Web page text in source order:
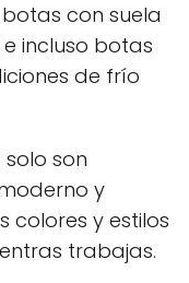
con suela
incluso botas
de frío
son
y
colores y estilos
trabajas.